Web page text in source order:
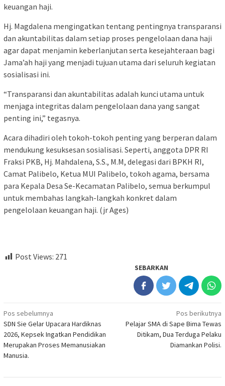
keuangan haji.
‎‎Hj. Magdalena mengingatkan tentang pentingnya transparansi
dan akuntabilitas dalam setiap proses pengelolaan dana haji
agar dapat menjamin keberlanjutan serta kesejahteraan bagi
Jama’ah haji yang menjadi tujuan utama dari seluruh kegiatan
sosialisasi ini.‎‎
“Transparansi dan akuntabilitas adalah kunci utama untuk
menjaga integritas dalam pengelolaan dana yang sangat
penting ini,” tegasnya.
Acara dihadiri oleh tokoh-tokoh penting yang berperan dalam
mendukung kesuksesan sosialisasi. Seperti, anggota DPR RI
Fraksi PKB, Hj. Mahdalena, S.S., M.M, delegasi dari BPKH RI,
Camat Palibelo, Ketua MUI Palibelo, tokoh agama, bersama
para Kepala Desa Se-Kecamatan Palibelo, semua berkumpul
untuk membahas langkah-langkah konkret dalam
pengelolaan keuangan haji.‎‎ (jr Ages)
Post Views: 271
SEBARKAN
Navigasi
pos
Pos sebelumnya
SDN Sie Gelar Upacara Hardiknas
2026, Kepsek Ingatkan Pendidikan
Merupakan Proses Memanusiakan
Manusia.
Pos berikutnya
Pelajar SMA di Sape Bima Tewas
Ditikam, Dua Terduga Pelaku
Diamankan Polisi.